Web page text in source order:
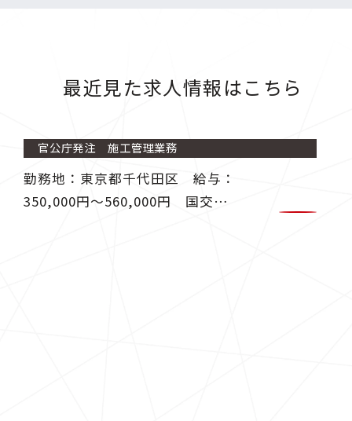
最近見た求人情報はこちら
官公庁発注 施工管理業務
勤務地：東京都千代田区 給与：
350,000円〜560,000円 国交省